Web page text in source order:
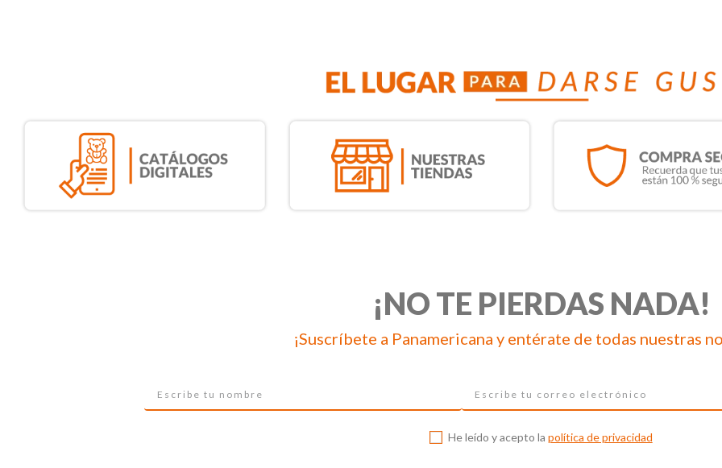
¡NO TE PIERDAS NADA!
¡Suscríbete a Panamericana y entérate de todas nuestras
He leído y acepto la política de privacidad